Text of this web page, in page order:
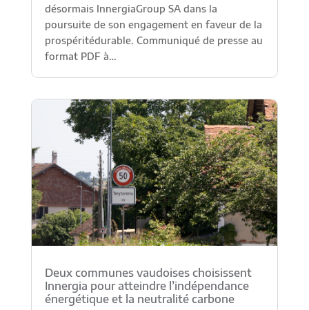
désormais InnergiaGroup SA dans la
poursuite de son engagement en faveur de la
prospéritédurable. Communiqué de presse au
format PDF à…
Deux communes vaudoises choisissent
Innergia pour atteindre l’indépendance
énergétique et la neutralité carbone